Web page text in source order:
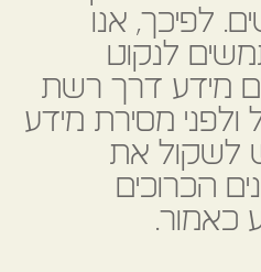
לפיכך, אנו
לנקוט
מידע דרך רשת
מסירת מידע
לשקול את
הכרוכים
כאמור.